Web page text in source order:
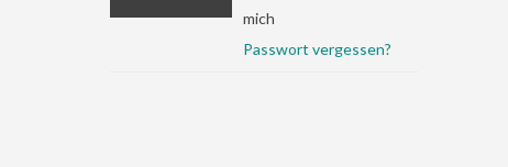
mich
Passwort vergessen?